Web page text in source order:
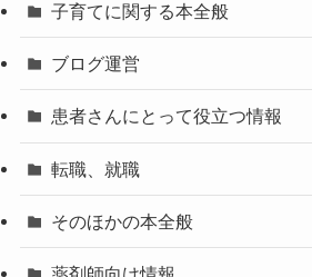
子育てに関する本全般
ブログ運営
患者さんにとって役立つ情報
転職、就職
そのほかの本全般